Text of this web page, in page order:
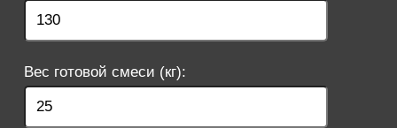
Вес готовой смеси (кг):